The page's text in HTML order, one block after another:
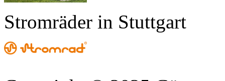
Stromräder in Stuttgart